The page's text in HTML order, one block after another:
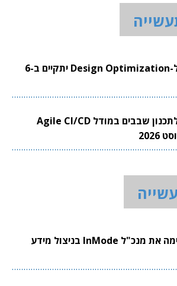
וובינר סינופסיס ל-Design Optimization יתקיים ב-6
וובינר סינופסיס לתכנון שבבים במודל Agile CI/CD
קרן Steel מאשימה את מנכ"ל InMode בניצול מידע